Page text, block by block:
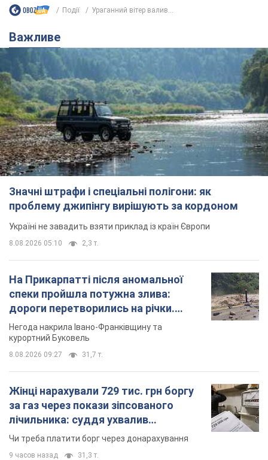
Події Ураганний вітер валив...
Важливе
Значні штрафи і спеціальні полігони: як
проблему джипінгу вирішують за кордоном
Україні не завадить взяти приклад із країн Європи
8.08.2026 05:10 2,3 т.
На Прикарпатті після аномальної
спеки пройшла потужна злива:
дороги перетворились на річки.
Відео
Негода накрила Івано-Франківщину та
курортний Буковель
8.08.2026 09:27 31,7 т.
Жінці нарахували 729 тис. грн боргу
за газ через покази зіпсованого
лічильника: суддя ухвалив
неочікуване рішення
Чи треба платити борг через донарахування
9 часов назад 31,3 т.